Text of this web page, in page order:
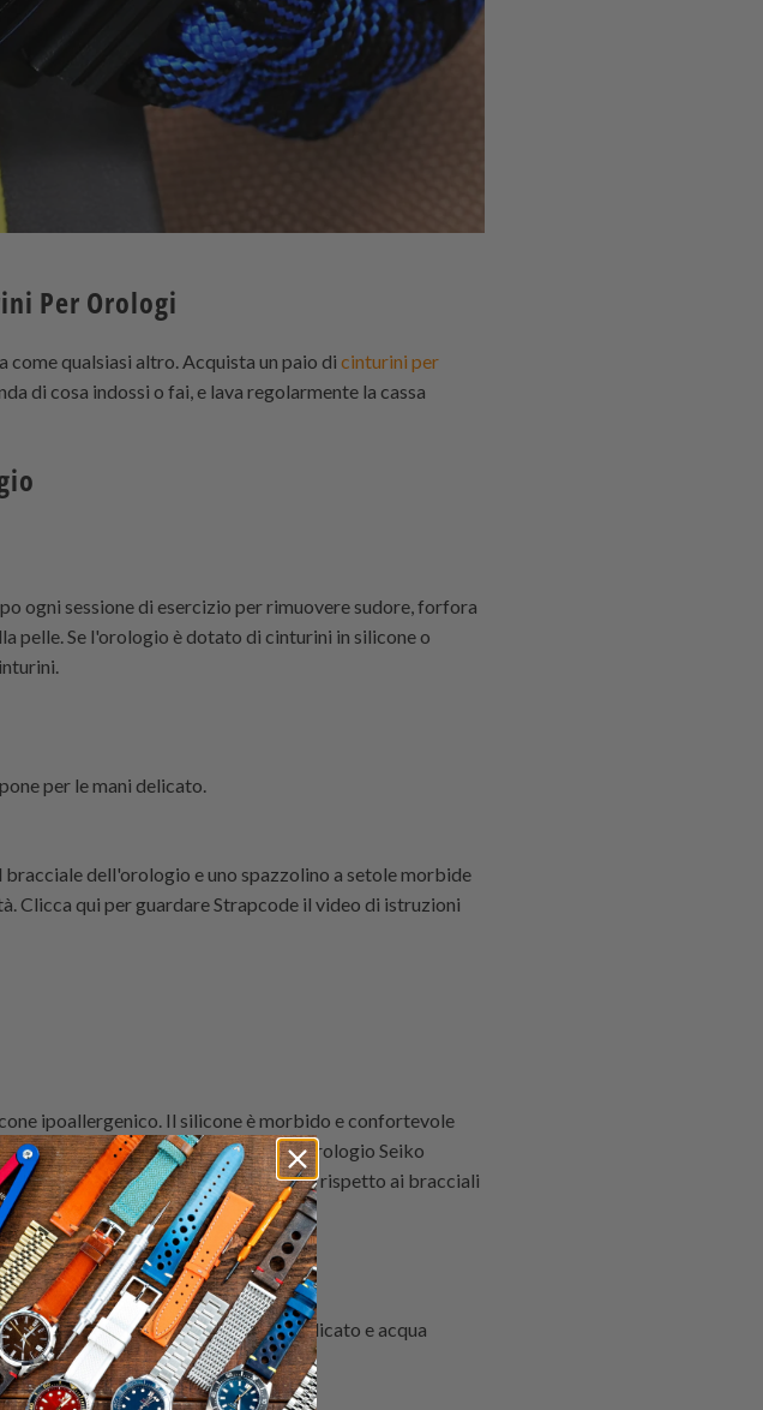
Per Orologi
come qualsiasi altro. Acquista un paio di cinturini per
di cosa indossi o fai, e lava regolarmente la cassa
ogni sessione di esercizio per rimuovere sudore, forfora
pelle. Se l'orologio è dotato di cinturini in silicone o
per le mani delicato.
dell'orologio e uno spazzolino a setole morbide
Clicca qui per guardareStrapcode il video di istruzioni
ipoallergenico. Il silicone è morbido e confortevole
ideali per il nuoto e sport sudati. L'orologio Seiko
in elastomero sono un po' più rigidi rispetto ai bracciali
alta intensità.
bracciale con sapone per le mani delicato e acqua
mm con un asciugamano.
dopo ogni sessione intensa.